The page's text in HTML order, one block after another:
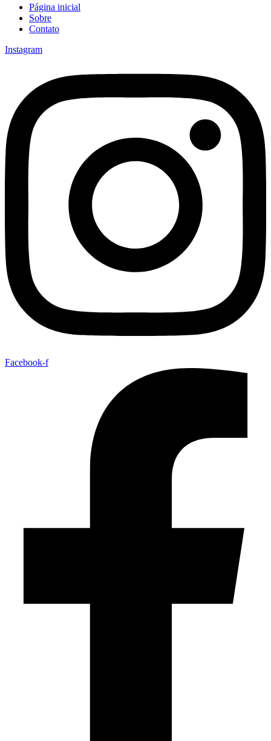
Página inicial
Sobre
Contato
Instagram
Facebook-f